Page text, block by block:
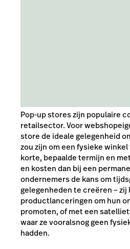
Pop-up stores zijn populaire
retailsector. Voor
store de ideale gelegenheid
zou zijn om een fysieke
korte, bepaalde termijn en
en kosten dan bij een
ondernemers de kans om
gelegenheden te creëren –
productlanceringen om hun
promoten, of met een
waar ze vooralsnog geen
hadden.